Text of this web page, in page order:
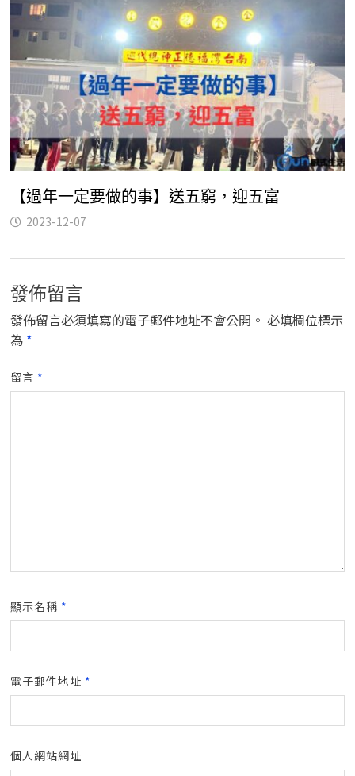
【過年一定要做的事】送五窮，迎五富
2023-12-07
發佈留言
發佈留言必須填寫的電子郵件地址不會公開。 必填欄位標示
為 *
留言 *
顯示名稱 *
電子郵件地址 *
個人網站網址